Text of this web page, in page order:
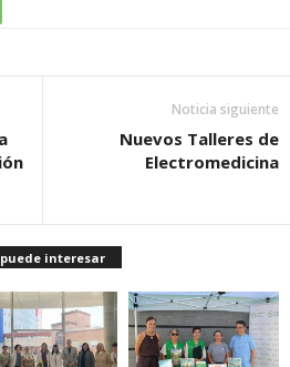
Noticia siguiente
Nuevos Talleres de
Electromedicina
interesar